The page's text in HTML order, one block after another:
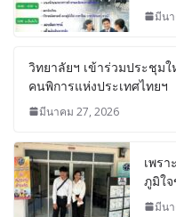
มีน
วิทยาลัยฯ เข้าร่วมประชุม
คนพิการแห่งประเทศไทยฯ
มีนาคม 27, 2026
เพร
ภูมิใจ
มีน